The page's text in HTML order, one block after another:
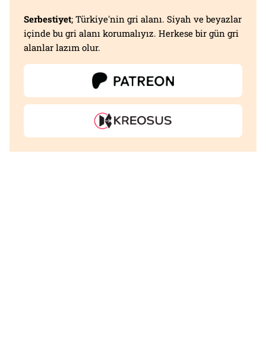
Serbestiyet; Türkiye'nin gri alanı. Siyah ve beyazlar
içinde bu gri alanı korumalıyız. Herkese bir gün gri
alanlar lazım olur.